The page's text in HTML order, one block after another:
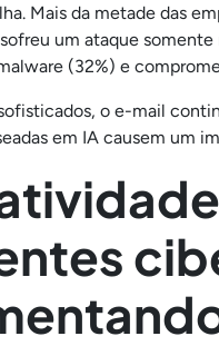
Mais da metade das
um ataque
(32%) e
o e-mail
em IA causem um